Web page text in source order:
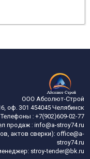
ООО Абсолют-Строй
оф. 301 454045 Челябинск
Телефоны : +7(902)609-02-77
продаж : info@a-stroy74.ru
актов сверки): office@a-
stroy74.ru
stroy-tender@bk.ru